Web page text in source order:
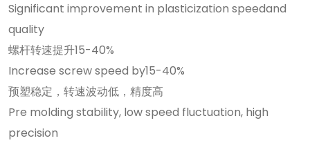
Significant improvement in plasticization speedand
quality
螺杆转速提升15-40%
Increase screw speed by15-40%
预塑稳定，转速波动低，精度高
Pre molding stability, low speed fluctuation, high
precision